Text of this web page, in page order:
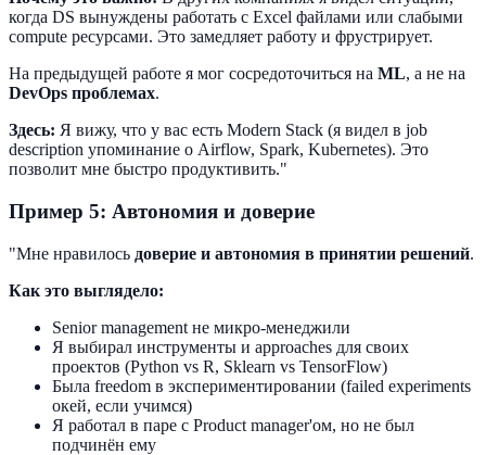
когда DS вынуждены работать с Excel файлами или слабыми
compute ресурсами. Это замедляет работу и фрустрирует.
На предыдущей работе я мог сосредоточиться на ML, а не на
DevOps проблемах.
Здесь: Я вижу, что у вас есть Modern Stack (я видел в job
description упоминание о Airflow, Spark, Kubernetes). Это
позволит мне быстро продуктивить."
Пример 5: Автономия и доверие
"Мне нравилось доверие и автономия в принятии решений.
Как это выглядело:
Senior management не микро-менеджили
Я выбирал инструменты и approaches для своих
проектов (Python vs R, Sklearn vs TensorFlow)
Была freedom в экспериментировании (failed experiments
окей, если учимся)
Я работал в паре с Product manager'ом, но не был
подчинён ему